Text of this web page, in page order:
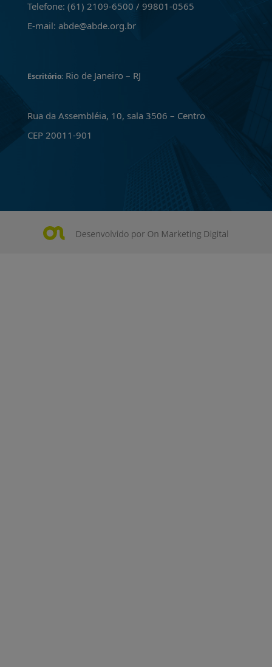
Telefone: (61) 2109-6500 / 99801-0565
E-mail: abde@abde.org.br
Escritório:Rio de Janeiro – RJ
Rua da Assembléia, 10, sala 3506 – Centro
CEP 20011-901